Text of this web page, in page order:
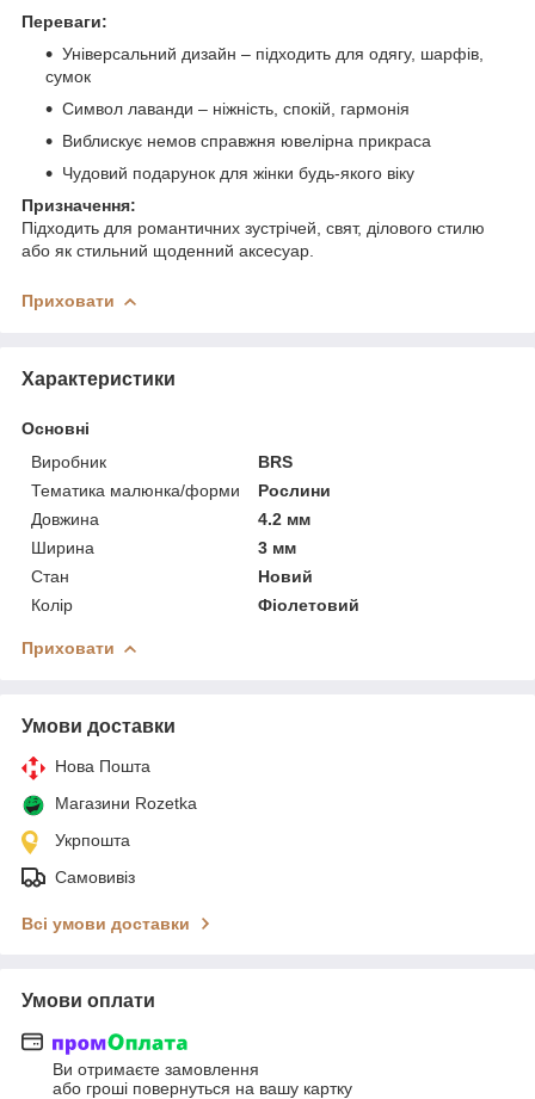
Переваги:
Універсальний дизайн – підходить для одягу, шарфів,
сумок
Символ лаванди – ніжність, спокій, гармонія
Виблискує немов справжня ювелірна прикраса
Чудовий подарунок для жінки будь-якого віку
Призначення:
Підходить для романтичних зустрічей, свят, ділового стилю
або як стильний щоденний аксесуар.
Приховати
Характеристики
Основні
Виробник
BRS
Тематика малюнка/форми
Рослини
Довжина
4.2 мм
Ширина
3 мм
Стан
Новий
Колір
Фіолетовий
Приховати
Умови доставки
Нова Пошта
Магазини Rozetka
Укрпошта
Самовивіз
Всі умови доставки
Умови оплати
Ви отримаєте замовлення
або гроші повернуться на вашу картку